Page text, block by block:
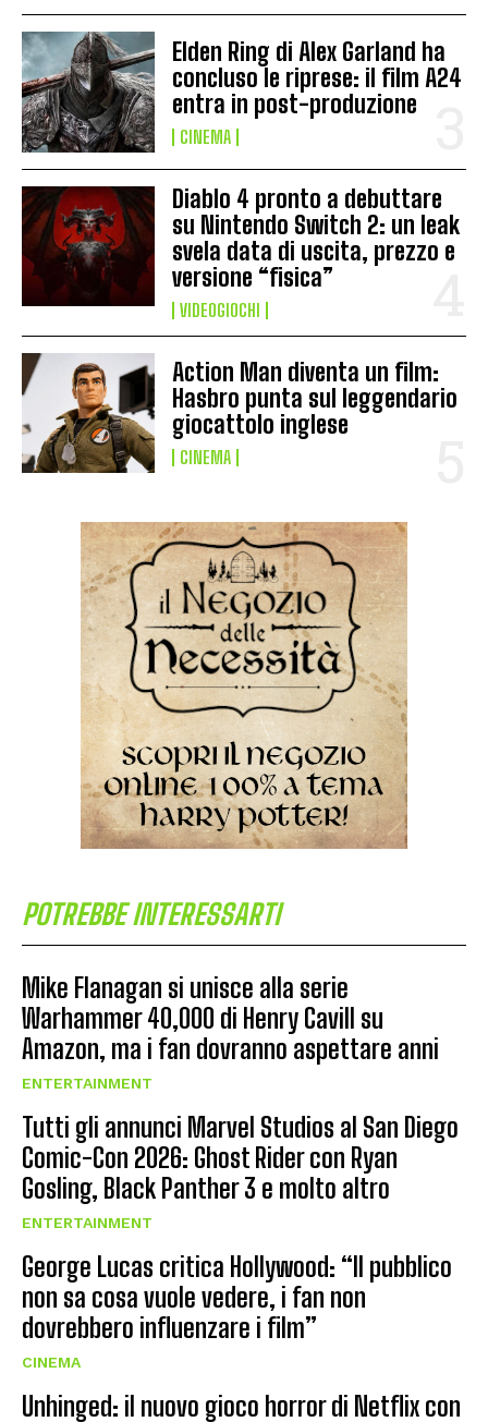
Elden Ring di Alex Garland ha
concluso le riprese: il film A24
entra in post-produzione
CINEMA
Diablo 4 pronto a debuttare
su Nintendo Switch 2: un leak
svela data di uscita, prezzo e
versione “fisica”
VIDEOGIOCHI
Action Man diventa un film:
Hasbro punta sul leggendario
giocattolo inglese
CINEMA
POTREBBE INTERESSARTI
Mike Flanagan si unisce alla serie
Warhammer 40,000 di Henry Cavill su
Amazon, ma i fan dovranno aspettare anni
ENTERTAINMENT
Tutti gli annunci Marvel Studios al San Diego
Comic-Con 2026: Ghost Rider con Ryan
Gosling, Black Panther 3 e molto altro
ENTERTAINMENT
George Lucas critica Hollywood: “Il pubblico
non sa cosa vuole vedere, i fan non
dovrebbero influenzare i film”
CINEMA
Unhinged: il nuovo gioco horror di Netflix con